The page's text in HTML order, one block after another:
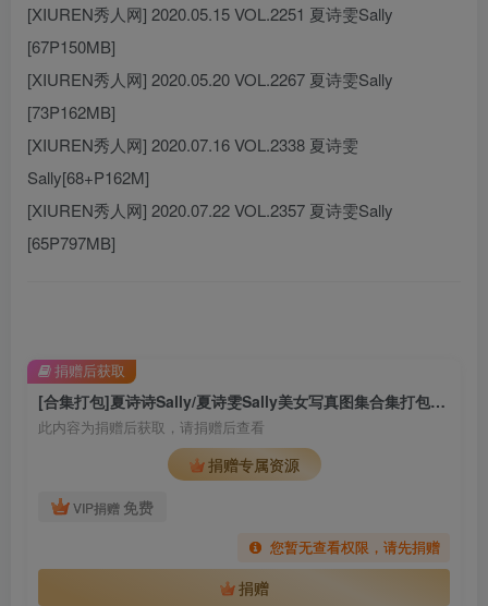
[XIUREN秀人网] 2020.05.15 VOL.2251 夏诗雯Sally
[67P150MB]
[XIUREN秀人网] 2020.05.20 VOL.2267 夏诗雯Sally
[73P162MB]
[XIUREN秀人网] 2020.07.16 VOL.2338 夏诗雯
Sally[68+P162M]
[XIUREN秀人网] 2020.07.22 VOL.2357 夏诗雯Sally
[65P797MB]
[合集打包]夏诗诗Sally/夏诗雯Sally美女写真图集合集打包下载+持续更新
此内容为捐赠后获取，请捐赠后查看
捐赠专属资源
VIP捐赠 免费
您暂无查看权限，请先捐赠
捐赠
捐赠后获取